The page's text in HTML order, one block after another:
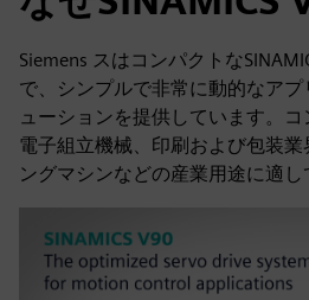
Siemens スはコンパクトな
で、シンプルで非常に動的なア
ューションを提供しています。コ
電子組立機械、印刷および包装
ングマシンなどの産業用途に適し